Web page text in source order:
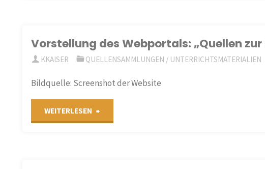
des
mit
Vorstellung des Webportals: „Quellen
KKAISER QUELLENSAMMLUNGEN / UNTERRICHTSMATERIALIEN
Bildquelle: Screenshot der Website
WEITERLESEN